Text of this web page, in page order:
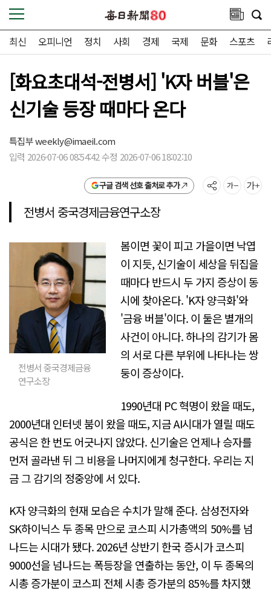
최신 오피니언 정치 사회 경제 국제 문화 스포츠
[화요초대석-전병서] 'K자 버블'은
신기술 등장 때마다 온다
특집부weekly@imaeil.com
입력 2026-07-06 08:54:42 수정 2026-07-06 18:02:10
구글 검색 선호 출처로 추가
전병서 중국경제금융연구소장
전병서 중국경제금융
연구소장
봄이면 꽃이 피고 가을이면 낙엽
이 지듯, 신기술이 세상을 뒤집을
때마다 반드시 두 가지 증상이 동
시에 찾아온다. 'K자 양극화'와
'금융 버블'이다. 이 둘은 별개의
사건이 아니다. 하나의 감기가 몸
의 서로 다른 부위에 나타나는 쌍
둥이 증상이다.
1990년대 PC 혁명이 왔을 때도,
2000년대 인터넷 붐이 왔을 때도, 지금 AI시대가 열릴 때도
공식은 한 번도 어긋나지 않았다. 신기술은 언제나 승자를
먼저 골라낸 뒤 그 비용을 나머지에게 청구한다. 우리는 지
금 그 감기의 정중앙에 서 있다.
K자 양극화의 현재 모습은 수치가 말해 준다. 삼성전자와
SK하이닉스 두 종목 만으로 코스피 시가총액의 50%를 넘
나드는 시대가 됐다. 2026년 상반기 한국 증시가 코스피
9000선을 넘나드는 폭등장을 연출하는 동안, 이 두 종목의
시총 증가분이 코스피 전체 시총 증가분의 85%를 차지했